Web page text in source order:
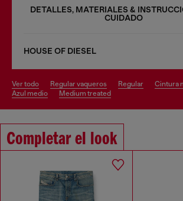
DETALLES, MATERIALES &
CUIDADO
HOUSE OF DIESEL
ver todo regular vaqueros regular
cintura
azul medio
medium treated
Completar el look